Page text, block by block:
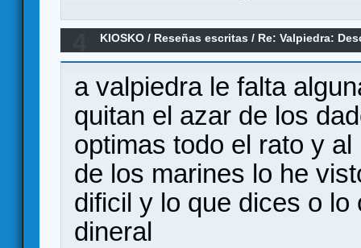
KIOSKO / Reseñas escritas / Re: Valpiedra:
a valpiedra le falta
quitan el azar de los
optimas todo el rato y
de los marines lo he
dificil y lo que dices o
dineral